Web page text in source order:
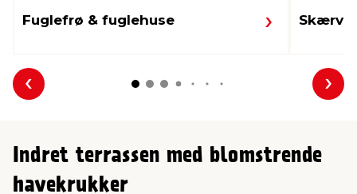
Fuglefrø & fuglehuse
Forrige
Indret terrassen med blomstrende
havekrukker